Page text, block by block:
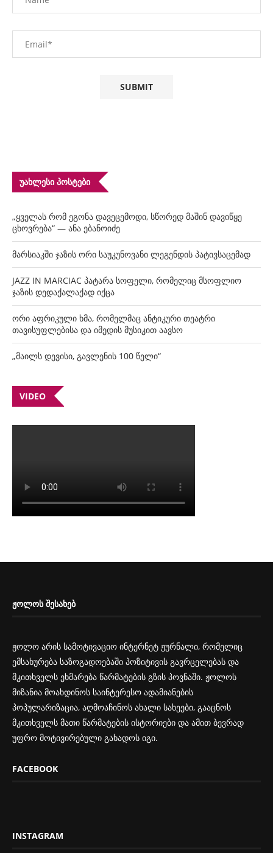
ᲣᲐᲮᲚᲔᲡᲘ ᲞᲝᲡᲢᲔᲑᲘ
„ყველას რომ ეგონა დავეცემოდი, სწორედ მაშინ დავიწყე
ცხოვრება“ — ანა ებანოიძე
მარსიაკში ჯაზის ორი საუკუნოვანი ლეგენდის პატივსაცემად
JAZZ IN MARCIAC პატარა სოფელი, რომელიც მსოფლიო
ჯაზის დედაქალაქად იქცა
ორი აფრიკული ხმა, რომელმაც ანტიკური თეატრი
თავისუფლებისა და იმედის მუსიკით აავსო
„მაილს დევისი, გავლენის 100 წელი“
VIDEO
ᲟᲝᲚᲝᲡ ᲨᲔᲡᲐᲮᲔᲑ
ჟოლო არის სამოტივაციო ინტერნეტ ჟურნალი, რომელიც
ემსახურება საზოგადოებაში პოზიტივის გავრცელებას და
მკითხველს ეხმარება წარმატების გზის პოვნაში. ჟოლოს
მიზანია მოახდინოს საინტერესო ადამიანების
პოპულარიზაცია, აღმოაჩინოს ახალი სახეები, გააცნოს
მკითხველს მათი წარმატების ისტორიები და ამით ბევრად
უფრო მოტივირებული გახადოს იგი.
FACEBOOK
INSTAGRAM